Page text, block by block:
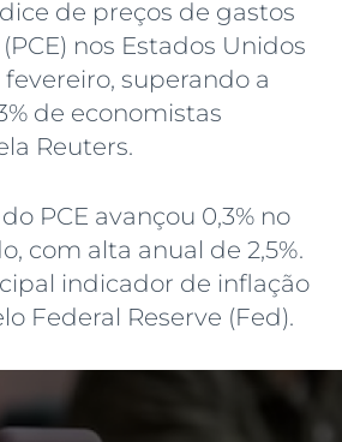
de preços de gastos
nos Estados Unidos
superando a
de economistas
Reuters.
PCE avançou 0,3% no
com alta anual de 2,5%.
indicador de inflação
Federal Reserve (Fed).